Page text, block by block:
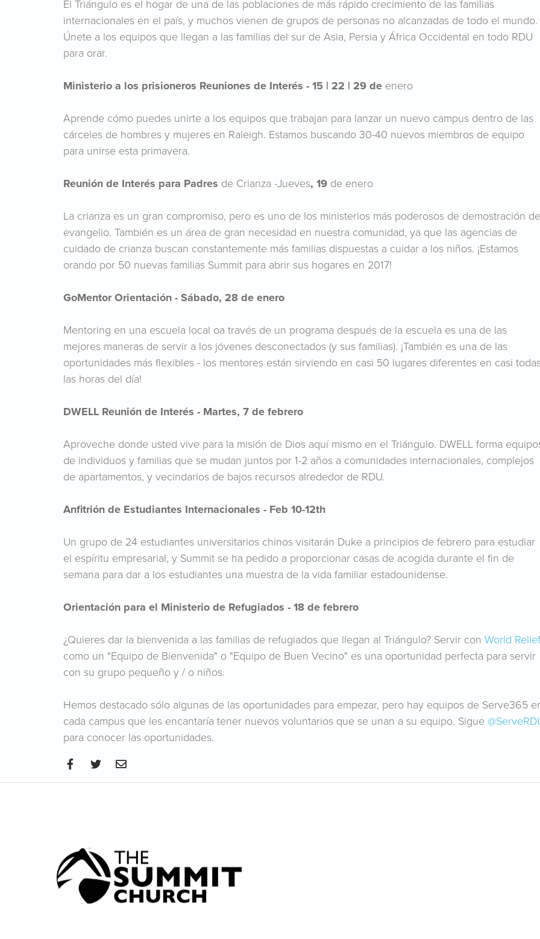
El Triángulo es el hogar de una de las poblaciones de más rápido crecimiento de las familias
internacionales en el país, y muchos vienen de grupos de personas no alcanzadas de todo el mundo.
Únete a los equipos que llegan a las familias del sur de Asia, Persia y África Occidental en todo RDU
para orar.
Ministerio a los prisioneros Reuniones de Interés - 15 | 22 | 29 de enero
Aprende cómo puedes unirte a los equipos que trabajan para lanzar un nuevo campus dentro de las
cárceles de hombres y mujeres en Raleigh. Estamos buscando 30-40 nuevos miembros de equipo
para unirse esta primavera.
Reunión de Interés para Padres de Crianza -Jueves, 19 de enero
La crianza es un gran compromiso, pero es uno de los ministerios más poderosos de demostración
evangelio. También es un área de gran necesidad en nuestra comunidad, ya que las agencias de
cuidado de crianza buscan constantemente más familias dispuestas a cuidar a los niños. ¡Estamos
orando por 50 nuevas familias Summit para abrir sus hogares en 2017!
GoMentor Orientación - Sábado, 28 de enero
Mentoring en una escuela local oa través de un programa después de la escuela es una de las
mejores maneras de servir a los jóvenes desconectados (y sus familias). ¡También es una de las
oportunidades más flexibles - los mentores están sirviendo en casi 50 lugares diferentes en casi
las horas del día!
DWELL Reunión de Interés - Martes, 7 de febrero
Aproveche donde usted vive para la misión de Dios aquí mismo en el Triángulo. DWELL forma
de individuos y familias que se mudan juntos por 1-2 años a comunidades internacionales, complejos
de apartamentos, y vecindarios de bajos recursos alrededor de RDU.
Anfitrión de Estudiantes Internacionales - Feb 10-12th
Un grupo de 24 estudiantes universitarios chinos visitarán Duke a principios de febrero para estudiar
el espíritu empresarial, y Summit se ha pedido a proporcionar casas de acogida durante el fin de
semana para dar a los estudiantes una muestra de la vida familiar estadounidense.
Orientación para el Ministerio de Refugiados - 18 de febrero
¿Quieres dar la bienvenida a las familias de refugiados que llegan al Triángulo? Servir con World Relief
como un "Equipo de Bienvenida" o "Equipo de Buen Vecino" es una oportunidad perfecta para servir
con su grupo pequeño y / o niños.
Hemos destacado sólo algunas de las oportunidades para empezar, pero hay equipos de Serve365
cada campus que les encantaría tener nuevos voluntarios que se unan a su equipo. Sigue
para conocer las oportunidades.